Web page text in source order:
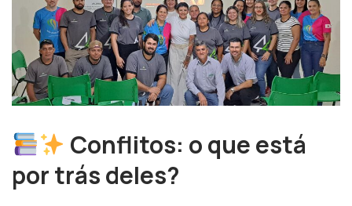
Conflitos: o que está
por trás deles?